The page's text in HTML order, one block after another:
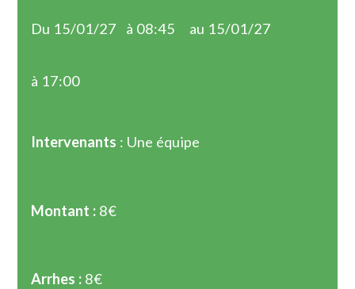
Du 15/01/27 à 08:45 au 15/01/27
à 17:00
Intervenants : Une équipe
Montant : 8€
Arrhes : 8€